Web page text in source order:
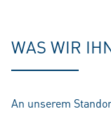
WAS WIR
An unserem